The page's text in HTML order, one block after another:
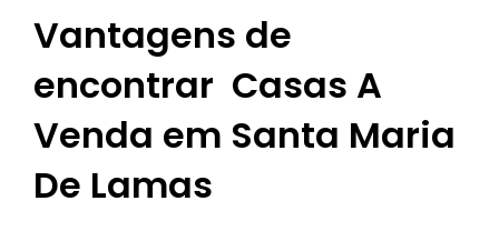
Vantagens de
encontrar Casas A
Venda em Santa Maria
De Lamas